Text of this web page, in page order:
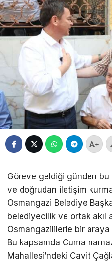
+
Göreve geldiği günden
ve doğrudan iletişim
Osmangazi Belediye
belediyecilik ve ortak akıl
Osmangazililerle bir
Bu kapsamda Cuma
Mahallesi’ndeki Cavit